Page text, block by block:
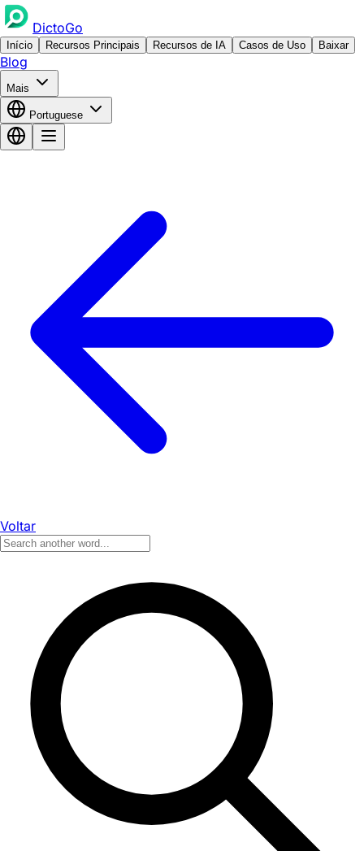
DictoGo
Início Recursos Principais Recursos de IA Casos de Uso Baixar
Blog
Mais
Portuguese
Voltar